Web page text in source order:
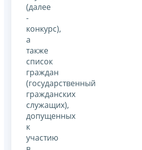
(далее
-
конкурс),
а
также
список
граждан
(государственный
гражданских
служащих),
допущенных
к
участию